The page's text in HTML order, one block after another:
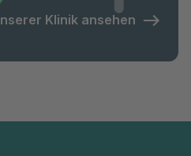
Klinik ansehen